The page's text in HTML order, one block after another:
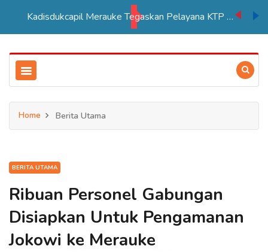
Kadisdukcapil Merauke Tegaskan Pelayana KTP Sesuai SOP
Home Berita Utama
BERITA UTAMA
Ribuan Personel Gabungan
Disiapkan Untuk Pengamanan
Jokowi ke Merauke